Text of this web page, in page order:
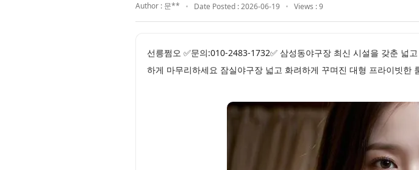
Author : 문** Date Posted : 2026-06-19 Views : 9
선릉쩜오 ✅문의:010-2483-1732✅ 삼성동야구장 최신 시설을 갖춘 넓
하게 마무리하세요 잠실야구장 넓고 화려하게 꾸며진 대형 프라이빗한